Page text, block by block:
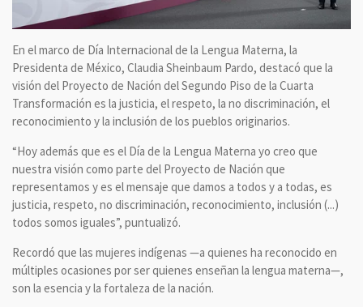
En el marco de Día Internacional de la Lengua Materna, la
Presidenta de México, Claudia Sheinbaum Pardo, destacó que la
visión del Proyecto de Nación del Segundo Piso de la Cuarta
Transformación es la justicia, el respeto, la no discriminación, el
reconocimiento y la inclusión de los pueblos originarios.
“Hoy además que es el Día de la Lengua Materna yo creo que
nuestra visión como parte del Proyecto de Nación que
representamos y es el mensaje que damos a todos y a todas, es
justicia, respeto, no discriminación, reconocimiento, inclusión (...)
todos somos iguales”, puntualizó.
Recordó que las mujeres indígenas —a quienes ha reconocido en
múltiples ocasiones por ser quienes enseñan la lengua materna—,
son la esencia y la fortaleza de la nación.